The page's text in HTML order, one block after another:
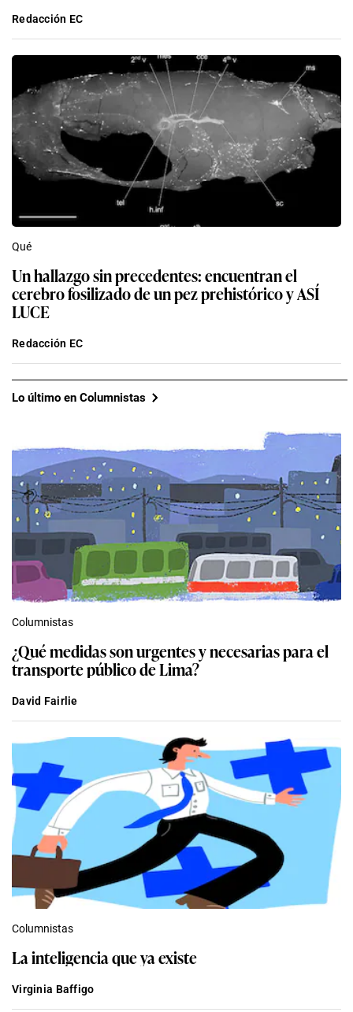
Redacción EC
Qué
Un hallazgo sin precedentes: encuentran el
cerebro fosilizado de un pez prehistórico y ASÍ
LUCE
Redacción EC
Lo último en Columnistas
Columnistas
¿Qué medidas son urgentes y necesarias para el
transporte público de Lima?
David Fairlie
Columnistas
La inteligencia que ya existe
Virginia Baffigo